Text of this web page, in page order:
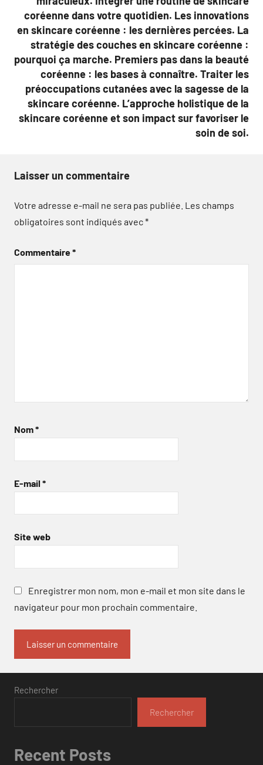
coréenne dans votre quotidien. Les innovations
en skincare coréenne : les dernières percées. La
stratégie des couches en skincare coréenne :
pourquoi ça marche. Premiers pas dans la beauté
coréenne : les bases à connaître. Traiter les
préoccupations cutanées avec la sagesse de la
skincare coréenne. L’approche holistique de la
skincare coréenne et son impact sur favoriser le
soin de soi.
Laisser un commentaire
Votre adresse e-mail ne sera pas publiée. Les champs
obligatoires sont indiqués avec*
Commentaire*
Nom*
E-mail *
Site web
Enregistrer mon nom, mon e-mail et mon site dans le
navigateur pour mon prochain commentaire.
Rechercher
Rechercher
Recent Posts